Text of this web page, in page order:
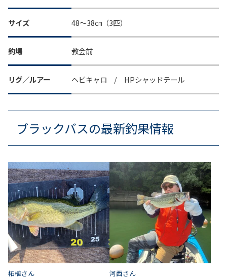
サイズ 48～38㎝（3匹）
釣場 教会前
リグ／ルアー ヘビキャロ / HPシャッドテール
ブラックバスの最新釣果情報
柘植さん
河西さん